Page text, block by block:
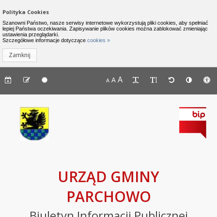
Urząd Gminy Parchowo -
Nawigacja do pomijania linków
Polityka Cookies
Szanowni Państwo, nasze serwisy internetowe wykorzystują pliki cookies, aby spełniać
lepiej Państwa oczekiwania. Zapisywanie plików cookies można zablokować zmieniając
ustawienia przeglądarki.
Szczegółowe informacje dotyczące cookies »
Zamknij
Menu górne
Menu górne - edycja stronyMenu górne - dostępność strony
A A A
URZĄD GMINY
PARCHOWO
Lewe menu
menu
INFORMACJE
Komunikaty
Deklaracja
dostępności
Raport
stanie